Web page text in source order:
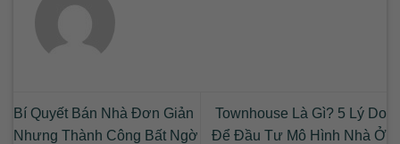
Bí Quyết Bán Nhà Đơn Giản
Nhưng Thành Công Bất Ngờ
Townhouse Là Gì? 5 Lý Do
Để Đầu Tư Mô Hình Nhà Ở